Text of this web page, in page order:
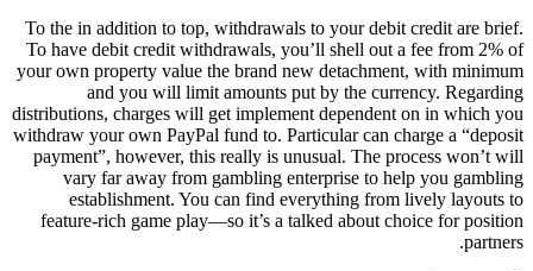
To the in addition to top, withdrawals to your debit credit are brief.
To have debit credit withdrawals, you’ll shell out a fee from 2% of
your own property value the brand new detachment, with minimum
and you will limit amounts put by the currency. Regarding
distributions, charges will get implement dependent on in which you
withdraw your own PayPal fund to. Particular can charge a “deposit
payment”, however, this really is unusual. The process won’t will
vary far away from gambling enterprise to help you gambling
establishment. You can find everything from lively layouts to
feature-rich game play—so it’s a talked about choice for position
partners.